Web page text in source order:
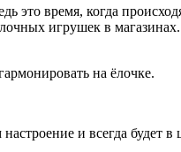
время, когда
игрушек в
на ёлочке.
и всегда будет в